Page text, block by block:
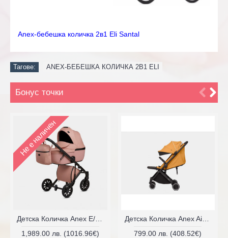
Anex-бебешка количка 2в1 Eli Santal
Тагове: ANEX-БЕБЕШКА КОЛИЧКА 2В1 ELI
Бонус точки
Не е наличен
1,989.00 лв. (1016.96€)
Детска Количка Anex Air-X
799.00 лв. (408.52€)